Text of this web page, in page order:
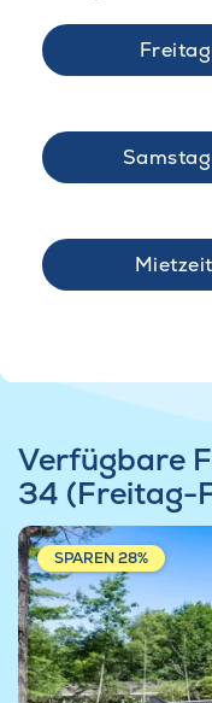
Verfügbare
34 (Freitag-
SPAREN 28%